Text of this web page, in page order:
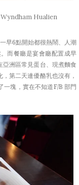
Hualien
早6點開始都很熱鬧、人潮
而餐廳是宴會廳配置成早
洲區常見蛋台、現煮麵食
第二天連優酪乳也沒有，
一塊，實在不知道F/B 部門